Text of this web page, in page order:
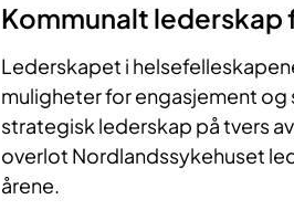
Kommunalt lederskap
Lederskapet i
muligheter for engasjement
strategisk lederskap på tvers
overlot Nordlandssykehuset
årene.